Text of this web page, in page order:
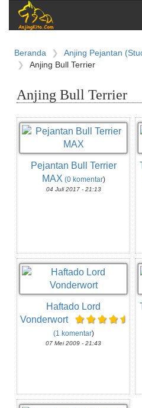
Beranda
Anjing Pejantan
Anjing Bull Terrier
Anjing Bull Terrier
Pejantan Bull Terrier
MAX (0 komentar)
04 Juli 2017 - 21:13
Haftado Lord
Vonderwort
(1 komentar)
07 Mei 2009 - 21:43